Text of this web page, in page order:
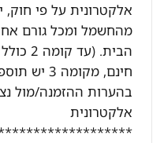
אלקטרונית על פי חוק,
מהחשמל ומכל גורם אחר
הבית. (עד
חינם, מקומה
בהערות ההזמנה/מול
אלקטרונית